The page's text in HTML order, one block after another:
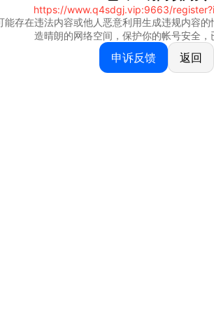
能存在违法内容或他人恶意利用生成违规内容
造晴朗的网络空间，保护你的帐号安全，
申诉反馈 返回